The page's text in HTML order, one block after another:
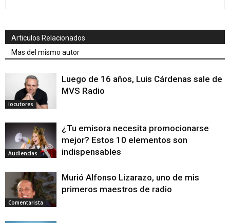
Articulos Relacionados
Mas del mismo autor
locutores
Luego de 16 años, Luis Cárdenas sale de
MVS Radio
Audiencias
¿Tu emisora necesita promocionarse
mejor? Estos 10 elementos son
indispensables
Comentarista
Murió Alfonso Lizarazo, uno de mis
primeros maestros de radio